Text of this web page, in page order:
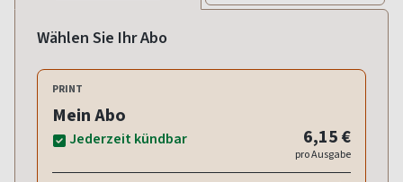
Wählen Sie Ihr Abo
PRINT
Mein Abo
Jederzeit kündbar 6,15 €
pro Ausgabe